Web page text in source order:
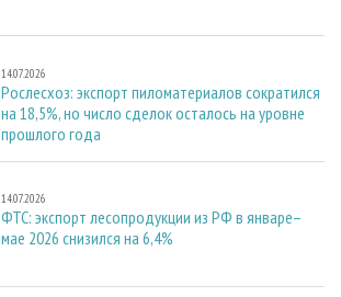
14.07.2026
Рослесхоз: экспорт пиломатериалов сократился
на 18,5%, но число сделок осталось на уровне
прошлого года
14.07.2026
ФТС: экспорт лесопродукции из РФ в январе–
мае 2026 снизился на 6,4%